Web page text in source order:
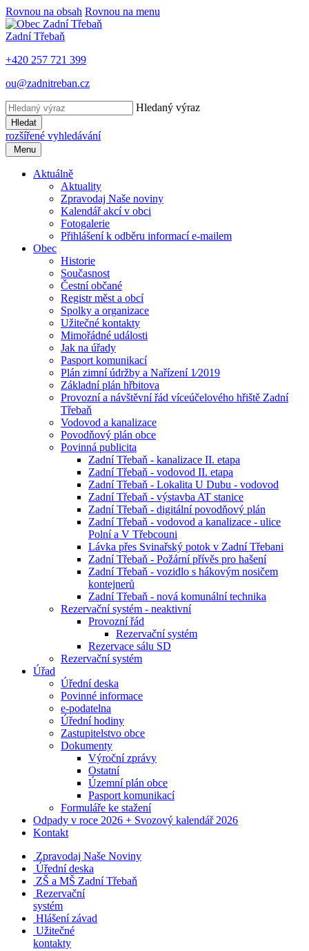
Rovnou na obsah Rovnou na menu
Zadní Třebaň
+420 257 721 399
ou@zadnitreban.cz
Hledaný výraz
Hledat
rozšířené vyhledávání
Menu
Aktuálně
Aktuality
Zpravodaj Naše noviny
Kalendář akcí v obci
Fotogalerie
Přihlášení k odběru informací e-mailem
Obec
Historie
Současnost
Čestní občané
Registr měst a obcí
Spolky a organizace
Užitečné kontakty
Mimořádné události
Jak na úřady
Pasport komunikací
Plán zimní údržby a Nařízení 1⁄2019
Základní plán hřbitova
Provozní a návštěvní řád víceúčelového hřiště Zadní
Třebaň
Vodovod a kanalizace
Povodňový plán obce
Povinná publicita
Zadní Třebaň - kanalizace II. etapa
Zadní Třebaň - vodovod II. etapa
Zadní Třebaň - Lokalita U Dubu - vodovod
Zadní Třebaň - výstavba AT stanice
Zadní Třebaň - digitální povodňový plán
Zadní Třebaň - vodovod a kanalizace - ulice
Polní a V Třebcouni
Lávka přes Svinařský potok v Zadní Třebani
Zadní Třebaň - Požární přívěs pro hašení
Zadní Třebaň - vozidlo s hákovým nosičem
kontejnerů
Zadní Třebaň - nová komunální technika
Rezervační systém - neaktivní
Provozní řád
Rezervační systém
Rezervace sálu SD
Rezervační systém
Úřad
Úřední deska
Povinné informace
e-podatelna
Úřední hodiny
Zastupitelstvo obce
Dokumenty
Výroční zprávy
Ostatní
Územní plán obce
Pasport komunikací
Formuláře ke stažení
Odpady v roce 2026 + Svozový kalendář 2026
Kontakt
Zpravodaj Naše Noviny
Úřední deska
ZŠ a MŠ Zadní Třebaň
Rezervační
systém
Hlášení závad
Užitečné
kontakty